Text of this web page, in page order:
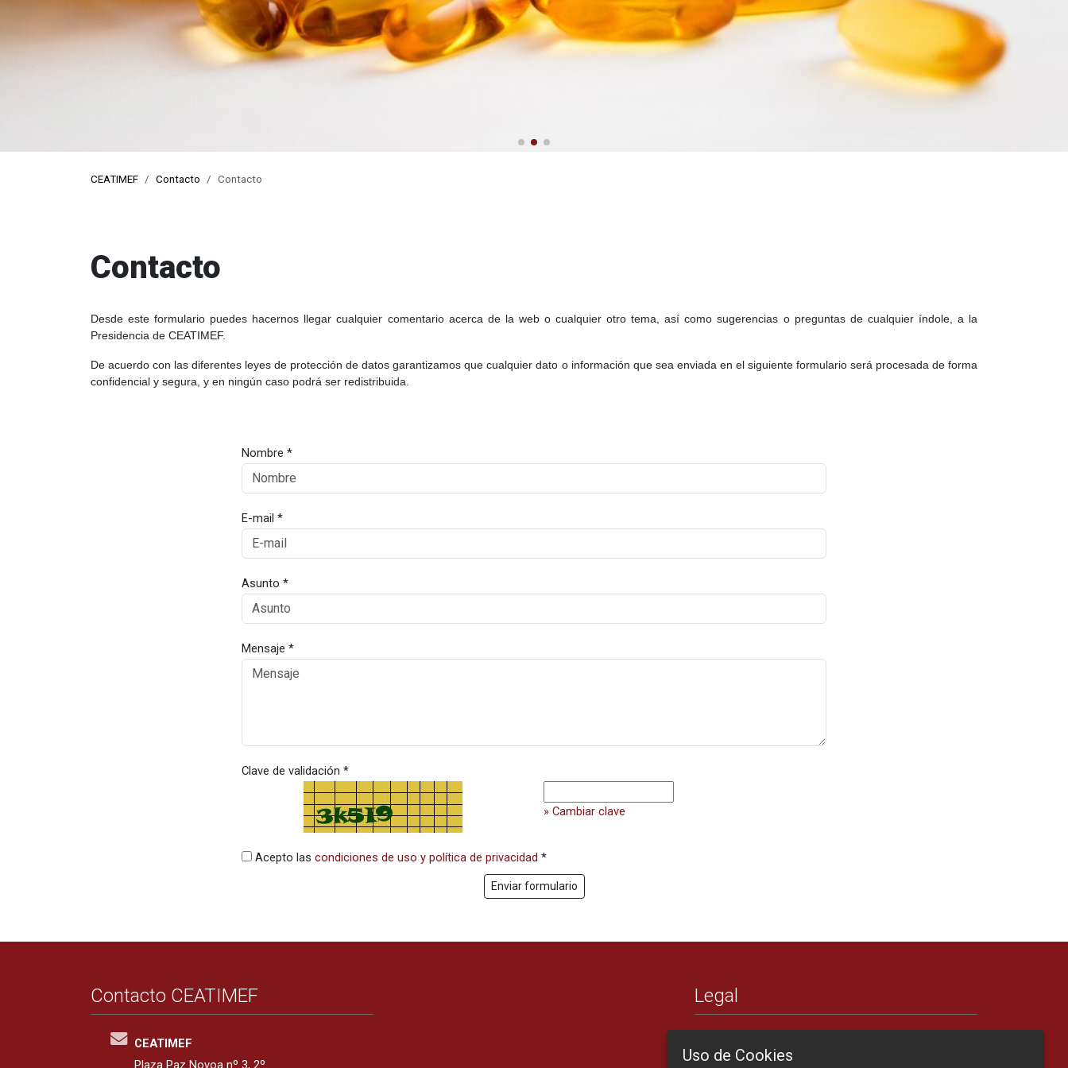
de la visita médica
CEATIMEF Contacto Contacto
Contacto
Desde este formulario puedes hacernos llegar cualquier comentario acerca de la web o cualquier otro tema, así como sugerencias o preguntas de cualquier índole, a la
Presidencia de CEATIMEF.
De acuerdo con las diferentes leyes de protección de datos garantizamos que cualquier dato o información que sea enviada en el siguiente formulario será procesada de forma
confidencial y segura, y en ningún caso podrá ser redistribuida.
Nombre *
E-mail *
Asunto *
Mensaje *
Clave de validación *
» Cambiar clave
Acepto las condiciones de uso y política de privacidad *
Enviar formulario
Contacto CEATIMEF
CEATIMEF
Plaza Paz Novoa nº 3, 2º
Legal
Nota legal
Uso de Cookies